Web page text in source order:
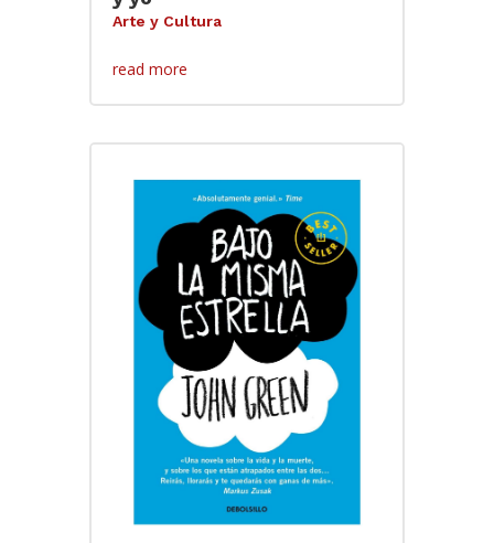
Arte y Cultura
read more